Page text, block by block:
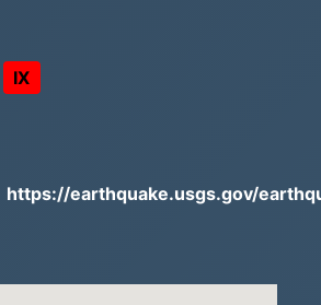
IX
https://earthquake.usgs.gov/